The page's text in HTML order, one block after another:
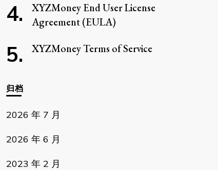
XYZMoney End User License
Agreement (EULA)
XYZMoney Terms of Service
归档
2026 年 7 月
2026 年 6 月
2023 年 2 月